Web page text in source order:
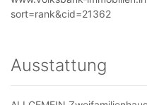
sort=rank&cid=21362
Ausstattung